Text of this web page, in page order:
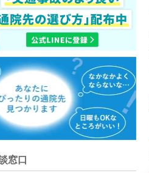
窓口